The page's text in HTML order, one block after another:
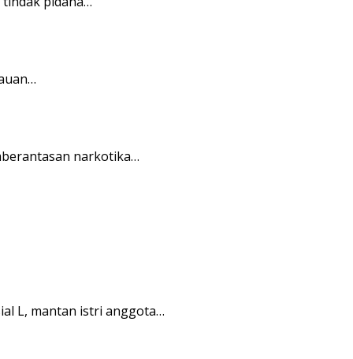
narkotika…
L, mantan istri anggota…